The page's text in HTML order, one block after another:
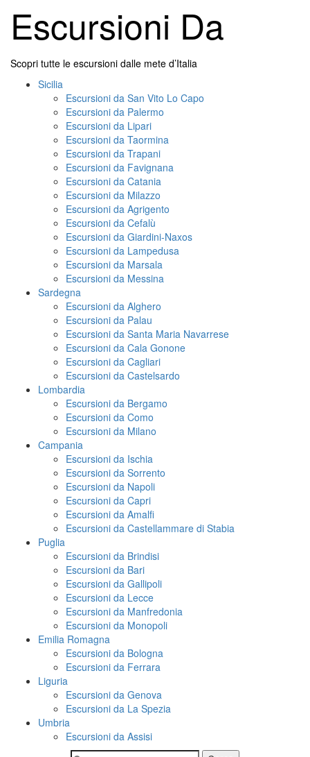
content
Escursioni Da
Scopri tutte le escursioni dalle mete d’Italia
PrimarySicilia
Escursioni da San Vito Lo Capo
Escursioni da Palermo
Escursioni da Lipari
Escursioni da Taormina
Escursioni da Trapani
Escursioni da Favignana
Escursioni da Catania
Escursioni da Milazzo
Escursioni da Agrigento
Escursioni da Cefalù
Escursioni da Giardini-Naxos
Escursioni da Lampedusa
Escursioni da Marsala
Escursioni da Messina
Sardegna
Escursioni da Alghero
Escursioni da Palau
Escursioni da Santa Maria Navarrese
Escursioni da Cala Gonone
Escursioni da Cagliari
Escursioni da Castelsardo
Lombardia
Escursioni da Bergamo
Escursioni da Como
Escursioni da Milano
Campania
Escursioni da Ischia
Escursioni da Sorrento
Escursioni da Napoli
Escursioni da Capri
Escursioni da Amalfi
Escursioni da Castellammare di Stabia
Puglia
Escursioni da Brindisi
Escursioni da Bari
Escursioni da Gallipoli
Escursioni da Lecce
Escursioni da Manfredonia
Escursioni da Monopoli
Emilia Romagna
Escursioni da Bologna
Escursioni da Ferrara
Liguria
Escursioni da Genova
Escursioni da La Spezia
Umbria
Escursioni da Assisi